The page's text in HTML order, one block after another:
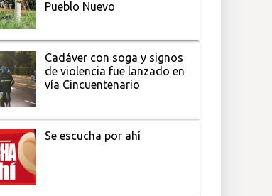
Pueblo Nuevo
Cadáver con soga y signos
de violencia fue lanzado en
vía Cincuentenario
Se escucha por ahí